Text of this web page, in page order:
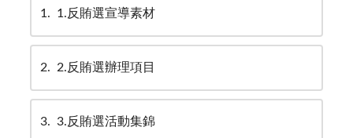
1 1.反賄選宣導素材
2 2.反賄選辦理項目
3 3.反賄選活動集錦